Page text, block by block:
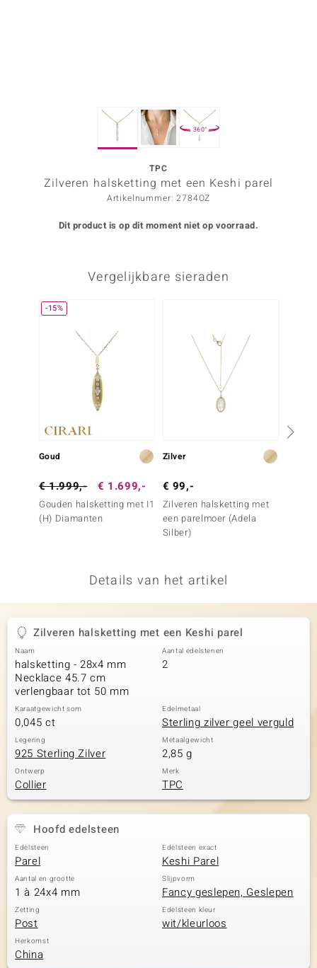
Collection
360°
TPC
Zilveren halsketting met een Keshi parel
Artikelnummer: 2784OZ
Dit product is op dit moment niet op voorraad.
Vergelijkbare sieraden
-15%
Goud
€ 1.999,- € 1.699,-
Gouden halsketting met I1
(H) Diamanten
Zilver
€ 99,-
Zilveren halsketting met
een parelmoer (Adela
Silber)
Details van het artikel
Zilveren halsketting met een Keshi parel
Naam
halsketting - 28x4 mm
Necklace 45.7 cm
verlengbaar tot 50 mm
Aantal edelstenen
2
Karaatgewicht som
0,045 ct
Edelmetaal
Sterling zilver geel verguld
Legering
925 Sterling Zilver
Metaalgewicht
2,85 g
Ontwerp
Collier
Merk
TPC
Hoofd edelsteen
Edelsteen
Parel
Edelsteen exact
Keshi Parel
Aantal en grootte
1 à 24x4 mm
Slijpvorm
Fancy geslepen, Geslepen
Zetting
Post
Edelsteen kleur
wit/kleurloos
Herkomst
China